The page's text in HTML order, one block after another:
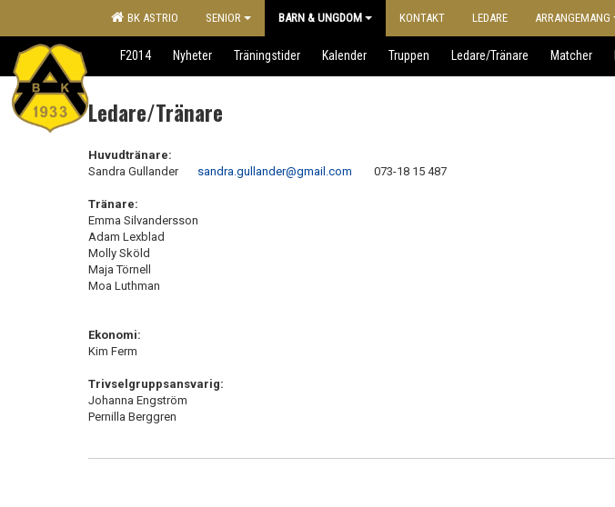
BK ASTRIO SENIOR BARN & UNGDOM KONTAKT LEDARE ARRANGEMANG
F2014 Nyheter Träningstider Kalender Truppen Ledare/Tränare Matcher
Ledare/Tränare
Huvudtränare:
Sandra Gullander sandra.gullander@gmail.com 073-18 15 487
Tränare:
Emma Silvandersson
Adam Lexblad
Molly Sköld
Maja Törnell
Moa Luthman
Ekonomi:
Kim Ferm
Trivselgruppsansvarig:
Johanna Engström
Pernilla Berggren